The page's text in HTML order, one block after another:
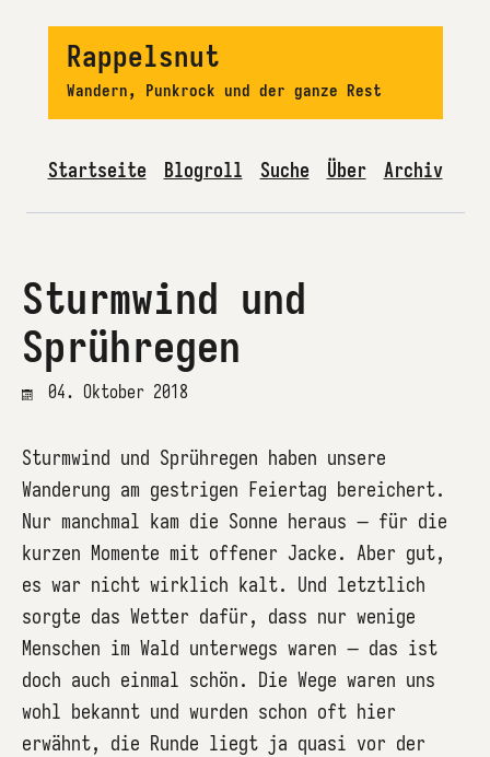
Rappelsnut
Wandern, Punkrock und der ganze Rest
Startseite Blogroll Suche Über Archiv
Sturmwind und
Sprühregen
04. Oktober 2018
Sturmwind und Sprühregen haben unsere
Wanderung am gestrigen Feiertag bereichert.
Nur manchmal kam die Sonne heraus – für die
kurzen Momente mit offener Jacke. Aber gut,
es war nicht wirklich kalt. Und letztlich
sorgte das Wetter dafür, dass nur wenige
Menschen im Wald unterwegs waren – das ist
doch auch einmal schön. Die Wege waren uns
wohl bekannt und wurden schon oft hier
erwähnt, die Runde liegt ja quasi vor der